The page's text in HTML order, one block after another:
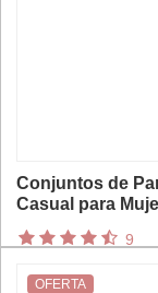
Conjuntos de
Casual para
Pierna Ancha,9
OFERTA